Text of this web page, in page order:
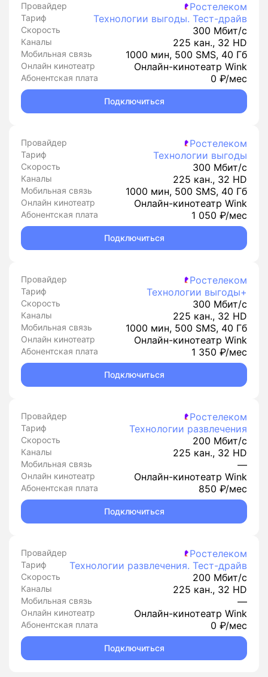
Провайдер Ростелеком
Тариф Технологии выгоды. Тест-драйв
Скорость 300 Мбит/с
Каналы 225 кан., 32 HD
Мобильная связь 1000 мин, 500 SMS, 40 Гб
Онлайн кинотеатр Онлайн-кинотеатр Wink
Абонентская плата 0 ₽/мес
Подключиться
Провайдер Ростелеком
Тариф Технологии выгоды
Скорость 300 Мбит/с
Каналы 225 кан., 32 HD
Мобильная связь 1000 мин, 500 SMS, 40 Гб
Онлайн кинотеатр Онлайн-кинотеатр Wink
Абонентская плата 1 050 ₽/мес
Подключиться
Провайдер Ростелеком
Тариф Технологии выгоды+
Скорость 300 Мбит/с
Каналы 225 кан., 32 HD
Мобильная связь 1000 мин, 500 SMS, 40 Гб
Онлайн кинотеатр Онлайн-кинотеатр Wink
Абонентская плата 1 350 ₽/мес
Подключиться
Провайдер Ростелеком
Тариф Технологии развлечения
Скорость 200 Мбит/с
Каналы 225 кан., 32 HD
Мобильная связь —
Онлайн кинотеатр Онлайн-кинотеатр Wink
Абонентская плата 850 ₽/мес
Подключиться
Провайдер Ростелеком
Тариф Технологии развлечения. Тест-драйв
Скорость 200 Мбит/с
Каналы 225 кан., 32 HD
Мобильная связь —
Онлайн кинотеатр Онлайн-кинотеатр Wink
Абонентская плата 0 ₽/мес
Подключиться